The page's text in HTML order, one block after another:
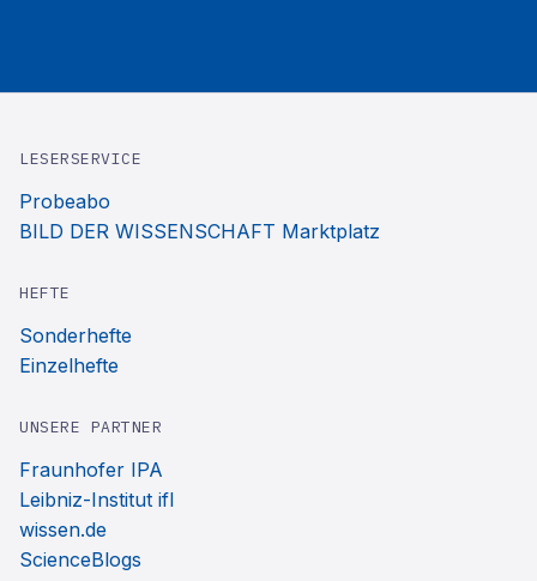
LESERSERVICE
Probeabo
BILD DER WISSENSCHAFT Marktplatz
HEFTE
Sonderhefte
Einzelhefte
UNSERE PARTNER
Fraunhofer IPA
Leibniz-Institut ifl
wissen.de
ScienceBlogs